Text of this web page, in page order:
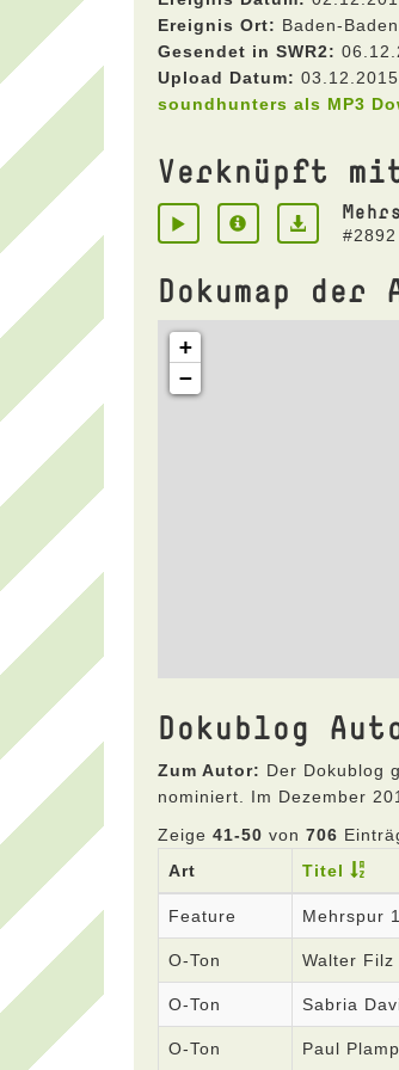
Ereignis Ort: Baden-
Gesendet in SWR2:
Upload Datum: 03.12.2015
soundhunters als MP3
Verknüpft
Dokumap der
Dokublog
Zum Autor: Der Dokublog
nominiert. Im Dezember
Zeige 41-50 von 706
Art
Titel
Feature Mehrspur
O-Ton Walter
O-Ton Sabria
O-Ton Paul